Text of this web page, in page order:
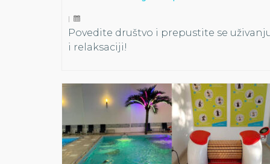
|
Povedite društvo i prepustite se
i relaksaciji!